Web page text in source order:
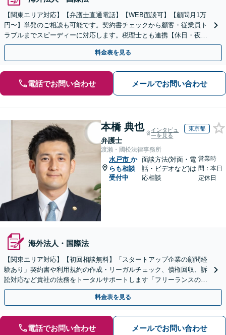
【関東エリア対応】【弁護士直通電話】【WEB面談可】【顧問月1万
円〜】単発のご相談も可能です。契約書チェックから顧客・従業員ト
ラブルまでスピーディーに対応します。税理士とも連携【休日・夜
間・当日相談可】
料金表を見る
電話でお問い合わせ メールでお問い合わせ
本橋 典也
弁護士
インタビュ
ーを見る
東京都
渡瀨・國松法律事務所
水戸市 か
らも相談
受付中
面談方法(対面・電
話・ビデオなど)は
応相談
営業時
間：本日
定休日
海外法人・国際法
【関東エリア対応】【初回相談無料】「スタートアップ企業の顧問経
験あり」契約書や利用規約の作成・リーガルチェック、債権回収、訴
訟対応など貴社の法務をトータルサポートします「フリーランスの顧
問対応／顧問契約月額1万円～」【休日・夜間相談可】
料金表を見る
電話でお問い合わせ メールでお問い合わせ